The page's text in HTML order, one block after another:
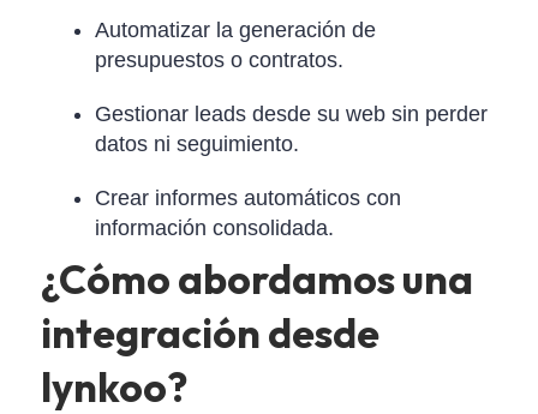
Automatizar la generación de
presupuestos o contratos.
Gestionar leads desde su web sin perder
datos ni seguimiento.
Crear informes automáticos con
información consolidada.
¿Cómo abordamos una
integración desde
lynkoo?